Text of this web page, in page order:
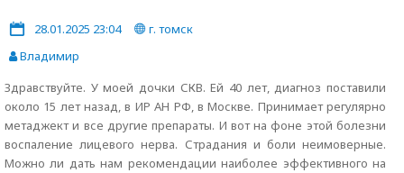
28.01.2025 23:04
г. томск
Владимир
Здравствуйте. У моей дочки СКВ. Ей 40 лет, диагноз поставили
около 15 лет назад, в ИР АН РФ, в Москве. Принимает регулярно
метаджект и все другие препараты. И вот на фоне этой болезни
воспаление лицевого нерва. Страдания и боли неимоверные.
Можно ли дать нам рекомендации наиболее эффективного на